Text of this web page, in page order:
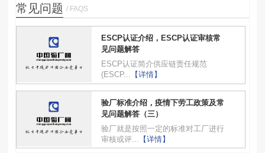
常见问题 / FAQS
ESCP认证介绍，ESCP认证审核常
见问题解答
ESCP认证简介供应链责任规范
(ESCP... 【详情】
验厂标准介绍，疫情下劳工政策及常
见问题解答（三）
验厂就是按照一定的标准对工厂进行
审核或评... 【详情】